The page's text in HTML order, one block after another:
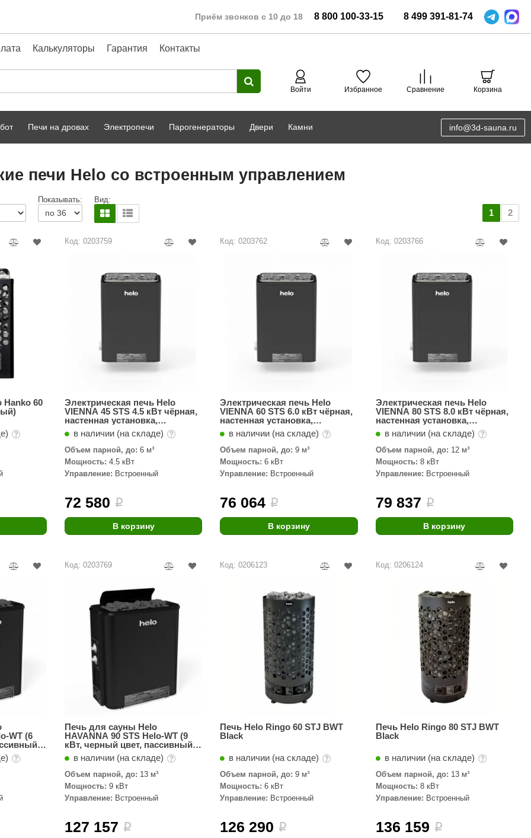
Приём звонков с 10 до 18 8 800 100-33-15 8 499 391-81-74
Калькуляторы Гарантия Контакты
Войти Избранное Сравнение Корзина
HENKI
A-Panel Руспанель
Русский дух
Карельские легенды
Rento Tylo
LUX ELEMENTS
LANG’s
Rohol
Baldus Kvimol
Ермак-Термо
Добросталь
Аэровита
Костёр
Сабантуй
Феникс Feringer
ЭкспертСаун
Aromawolke
Печи на дровах Электропечи Парогенераторы Двери Камни info@3d-sauna.ru
печи Helo со встроенным управлением
Показывать: Вид:
1 2
60
Код: 0203759
Электрическая печь Helo
VIENNA 45 STS 4.5 кВт чёрная,
настенная установка,
встроенный пульт
в наличии (на складе)
Объем парной, до: 6 м³
Мощность: 4.5 кВт
Управление: Встроенный
72 580 i
В корзину
Код: 0203762
Электрическая печь Helo
VIENNA 60 STS 6.0 кВт чёрная,
настенная установка,
встроенный пульт
в наличии (на складе)
Объем парной, до: 9 м³
Мощность: 6 кВт
Управление: Встроенный
76 064 i
В корзину
Код: 0203766
Электрическая печь Helo
VIENNA 80 STS 8.0 кВт чёрная,
настенная установка,
встроенный пульт
в наличии (на складе)
Объем парной, до: 12 м³
Мощность: 8 кВт
Управление: Встроенный
79 837 i
В корзину
WT (6
Код: 0203769
Печь для сауны Helo
HAVANNA 90 STS Helo-WT (9
кВт, черный цвет, пассивный
парогенератор)
в наличии (на складе)
Объем парной, до: 13 м³
Мощность: 9 кВт
Управление: Встроенный
127 157 i
Код: 0206123
Печь Helo Ringo 60 STJ BWT
Black
в наличии (на складе)
Объем парной, до: 9 м³
Мощность: 6 кВт
Управление: Встроенный
126 290 i
Код: 0206124
Печь Helo Ringo 80 STJ BWT
Black
в наличии (на складе)
Объем парной, до: 13 м³
Мощность: 8 кВт
Управление: Встроенный
136 159 i